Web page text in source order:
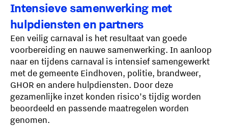
Intensieve samenwerking met
hulpdiensten en partners
Een veilig carnaval is het resultaat van goede
voorbereiding en nauwe samenwerking. In aanloop
naar en tijdens carnaval is intensief samengewerkt
met de gemeente Eindhoven, politie, brandweer,
GHOR en andere hulpdiensten. Door deze
gezamenlijke inzet konden risico’s tijdig worden
beoordeeld en passende maatregelen worden
genomen.